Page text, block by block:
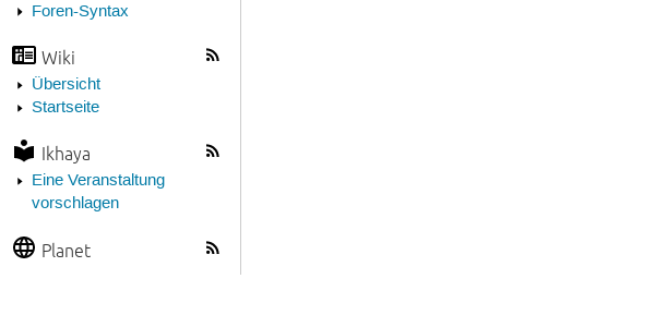
Foren-Syntax
Wiki
Übersicht
Startseite
Ikhaya
Eine Veranstaltung
vorschlagen
Planet